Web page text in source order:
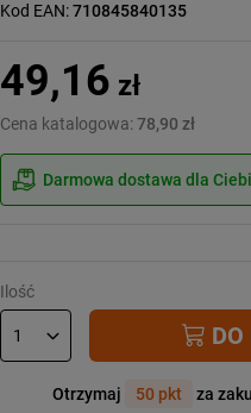
Kod EAN:710845840135
49,16 zł
Cena katalogowa:78,90 zł
Darmowa dostawa dla
Ilość
Otrzymaj 50 pkt za